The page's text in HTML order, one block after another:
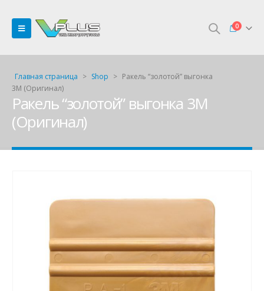
0
Главная страница > Shop > Ракель “золотой” выгонка
3М (Оригинал)
Ракель “золотой” выгонка 3М
(Оригинал)